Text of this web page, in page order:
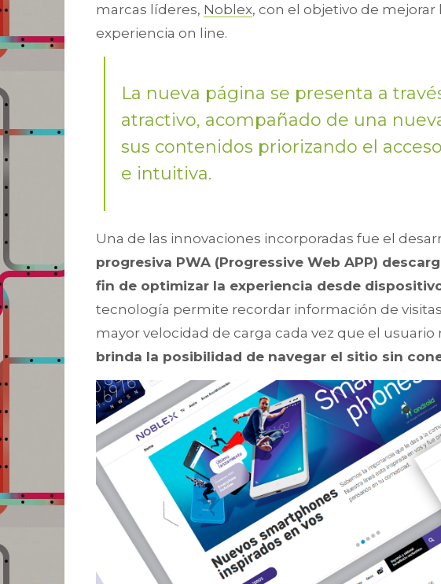
marcas líderes, Noblex, con el objetivo de mejorar
experiencia on line.
La nueva página se presenta a
atractivo, acompañado de una
sus contenidos priorizando el
e intuitiva.
Una de las innovaciones incorporadas fue el
progresiva PWA (Progressive Web APP)
fin de optimizar la experiencia desde
tecnología permite recordar información de
mayor velocidad de carga cada vez que el usuario
brinda la posibilidad de navegar el sitio sin